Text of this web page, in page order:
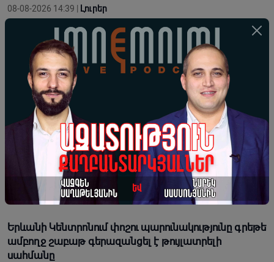
08-08-2026 14:39 | Լուրեր
Գեղարքունիքում բախվել են խոտ տեղափոխող «ԳԱԶ
53»-ն ու «Opel»-ը. «ԳԱԶ 53»-ը կողաշրջվել է
08-08-2026 14:38 | Լուրեր
Հայտնի է՝ երբ կնշվի խաղողօրհնեքը
08-08-2026 14:35 |Լուրեր
Սերժ Սարգսյանը աշխարհաքաղաքական որոշում
կայացնելիս հաշվի էր առնում նաև բարեկամ Իրանի
08-08-2026 14:30 |Կարծիք
Երևանի Կենտրոնում փոշու պարունակությունը գրեթե
ամբողջ շաբաթ գերազանցել է թույլատրելի
սահմանը